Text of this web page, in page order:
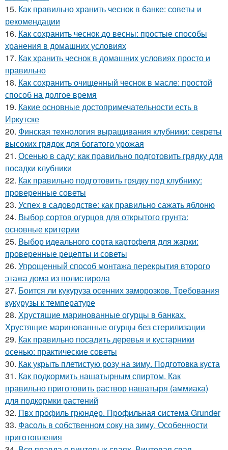
15. Как правильно хранить чеснок в банке: советы и
рекомендации
16. Как сохранить чеснок до весны: простые способы
хранения в домашних условиях
17. Как хранить чеснок в домашних условиях просто и
правильно
18. Как сохранить очищенный чеснок в масле: простой
способ на долгое время
19. Какие основные достопримечательности есть в
Иркутске
20. Финская технология выращивания клубники: секреты
высоких грядок для богатого урожая
21. Осенью в саду: как правильно подготовить грядку для
посадки клубники
22. Как правильно подготовить грядку под клубнику:
проверенные советы
23. Успех в садоводстве: как правильно сажать яблоню
24. Выбор сортов огурцов для открытого грунта:
основные критерии
25. Выбор идеального сорта картофеля для жарки:
проверенные рецепты и советы
26. Упрощенный способ монтажа перекрытия второго
этажа дома из полистирола
27. Боится ли кукуруза осенних заморозков. Требования
кукурузы к температуре
28. Хрустящие маринованные огурцы в банках.
Хрустящие маринованные огурцы без стерилизации
29. Как правильно посадить деревья и кустарники
осенью: практические советы
30. Как укрыть плетистую розу на зиму. Подготовка куста
31. Как подкормить нашатырным спиртом. Как
правильно приготовить раствор нашатыря (аммиака)
для подкормки растений
32. Пвх профиль грюндер. Профильная система Grunder
33. Фасоль в собственном соку на зиму. Особенности
приготовления